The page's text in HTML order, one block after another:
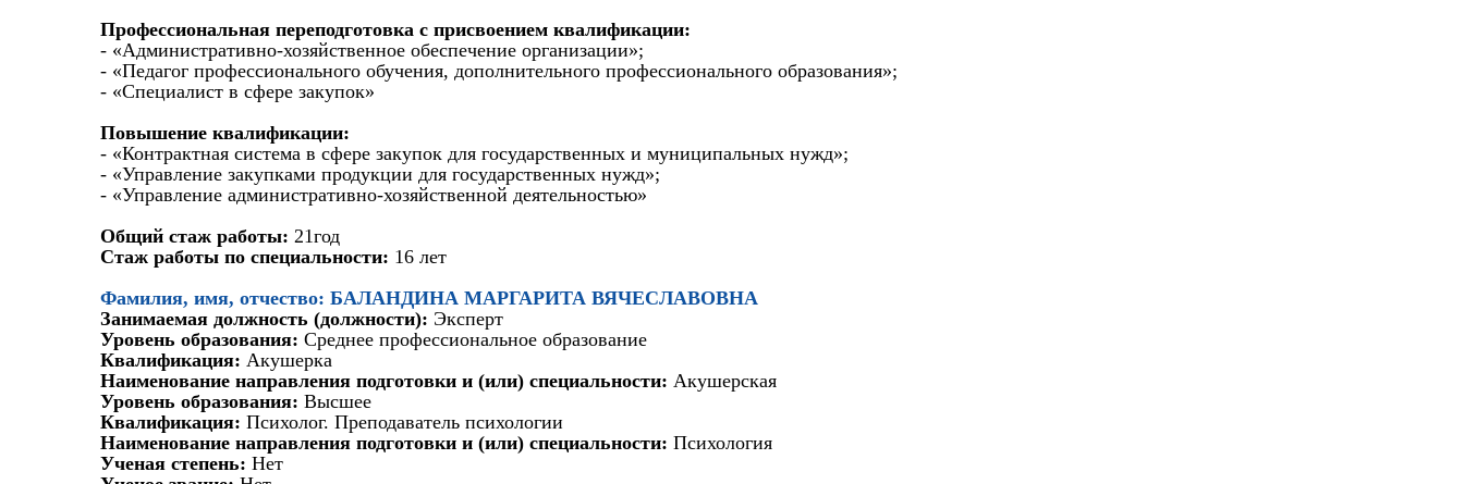
Профессиональная переподготовка с присвоением квалификации:
- «Административно-хозяйственное обеспечение организации»;
- «Педагог профессионального обучения, дополнительного профессионального образования»;
- «Специалист в сфере закупок»
Повышение квалификации:
- «Контрактная система в сфере закупок для государственных и муниципальных нужд»;
- «Управление закупками продукции для государственных нужд»;
- «Управление административно-хозяйственной деятельностью»
Общий стаж работы: 21год
Стаж работы по специальности: 16 лет
Фамилия, имя, отчество: БАЛАНДИНА МАРГАРИТА ВЯЧЕСЛАВОВНА
Занимаемая должность (должности): Эксперт
Уровень образования: Среднее профессиональное образование
Квалификация: Акушерка
Наименование направления подготовки и (или) специальности: Акушерская
Уровень образования: Высшее
Квалификация: Психолог. Преподаватель психологии
Наименование направления подготовки и (или) специальности: Психология
Ученая степень: Нет